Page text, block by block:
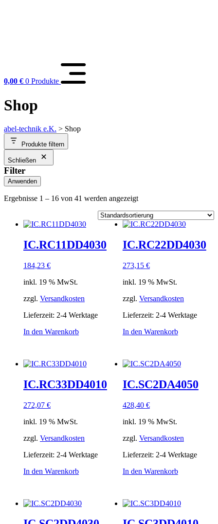
0,00 € 0 Produkte
Shop
abel-technik e.K. > Shop
Produkte filtern
Schließen
Filter
Anwenden
Ergebnisse 1 – 16 von 41 werden angezeigt
IC.RC11DD4030
184,23 €
inkl. 19 % MwSt.
zzgl. Versandkosten
Lieferzeit: 2-4 Werktage
In den Warenkorb
IC.RC22DD4030
273,15 €
inkl. 19 % MwSt.
zzgl. Versandkosten
Lieferzeit: 2-4 Werktage
In den Warenkorb
IC.RC33DD4010
272,07 €
inkl. 19 % MwSt.
zzgl. Versandkosten
Lieferzeit: 2-4 Werktage
In den Warenkorb
IC.SC2DA4050
428,40 €
inkl. 19 % MwSt.
zzgl. Versandkosten
Lieferzeit: 2-4 Werktage
In den Warenkorb